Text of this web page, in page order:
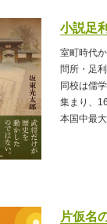
小説足
室町時代
問所・足利
同校は儒
集まり、
本国中最
片仮名